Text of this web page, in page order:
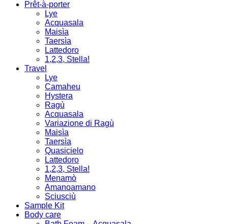
Prêt-à-porter
Lye
Acquasala
Maisìa
Taersìa
Lattedoro
1,2,3, Stella!
Travel
Lye
Camaheu
Hystera
Ragù
Acquasala
Variazione di Ragù
Maisìa
Taersìa
Quasicielo
Lattedoro
1,2,3, Stella!
Menamò
Amanoamano
Sciusciù
Sample Kit
Body care